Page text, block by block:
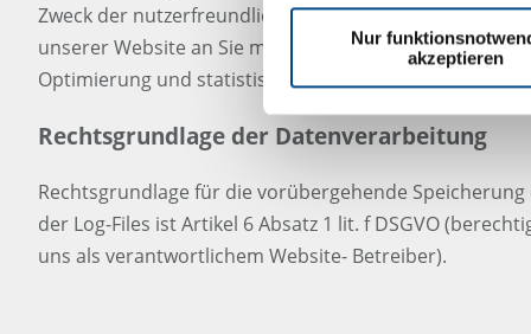
Nur
akzeptieren
Zweck der nutzerfreundlichen, funktionsfähigen und
unserer Website an Sie mit Funktionen und Inhalten
Optimierung und statistischen Auswertung.
Rechtsgrundlage der Datenverarbeitung
Rechtsgrundlage für die vorübergehende
der Log-Files ist Artikel 6 Absatz 1 lit. f DSGVO
uns als verantwortlichem Website- Betreiber).